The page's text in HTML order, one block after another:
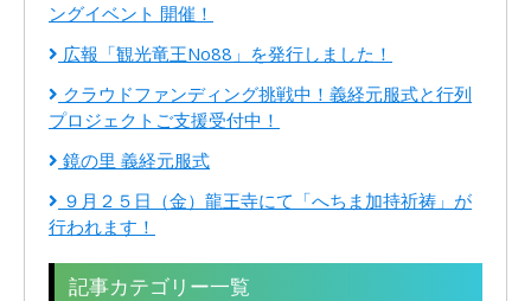
ングイベント 開催！
広報「観光竜王No88」を発行しました！
クラウドファンディング挑戦中！義経元服式と行列
プロジェクトご支援受付中！
鏡の里 義経元服式
９月２５日（金）龍王寺にて「へちま加持祈祷」が
行われます！
記事カテゴリー一覧